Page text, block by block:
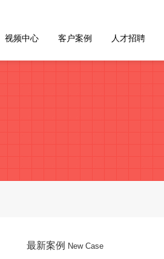
视频中心 客户案例 人才招聘
最新案例 New Case